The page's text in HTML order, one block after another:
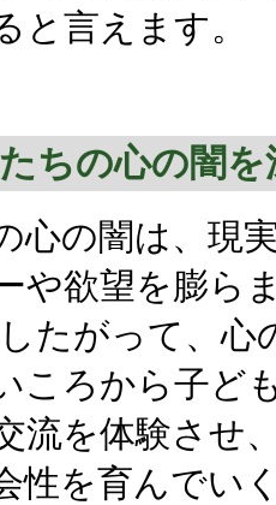
と言えます。
の心の闇を
の闇は、現
や欲望を膨ら
たがって、心
ころから子ど
流を体験させ
性を育んでい